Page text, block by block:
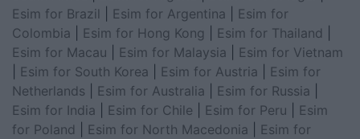
Esim for Brazil
Esim for Argentina
Esim for
Colombia
Esim for Hong Kong Esim for Thailand
Esim for Macau
Esim for Malaysia
Esim for Vietnam
Esim for South Korea Esim for Austria
Esim for
Netherlands
Esim for Australia Esim for Russia
Esim for India
Esim for Chile Esim for Peru
Esim
for Poland
Esim for North Macedonia
Esim for